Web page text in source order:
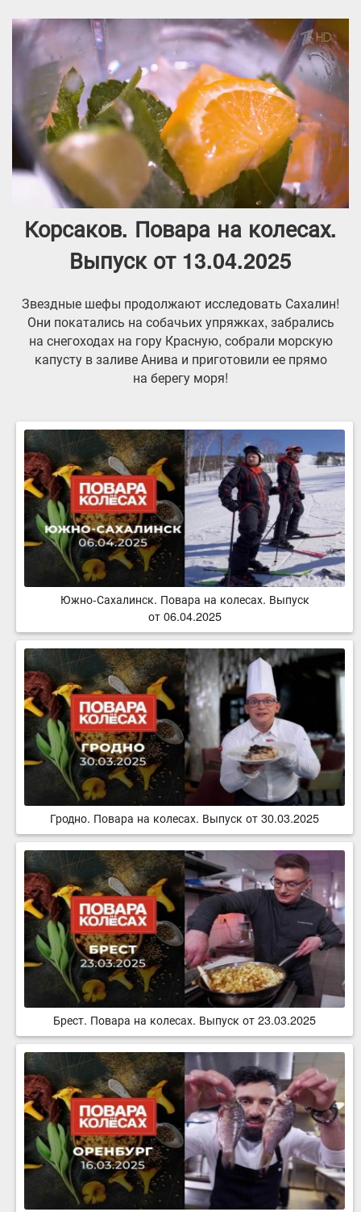
Корсаков. Повара на колесах.
Выпуск от 13.04.2025
Звездные шефы продолжают исследовать Сахалин!
Они покатались на собачьих упряжках, забрались
на снегоходах на гору Красную, собрали морскую
капусту в заливе Анива и приготовили ее прямо
на берегу моря!
Южно-Сахалинск. Повара на колесах. Выпуск
от 06.04.2025
Гродно. Повара на колесах. Выпуск от 30.03.2025
Брест. Повара на колесах. Выпуск от 23.03.2025